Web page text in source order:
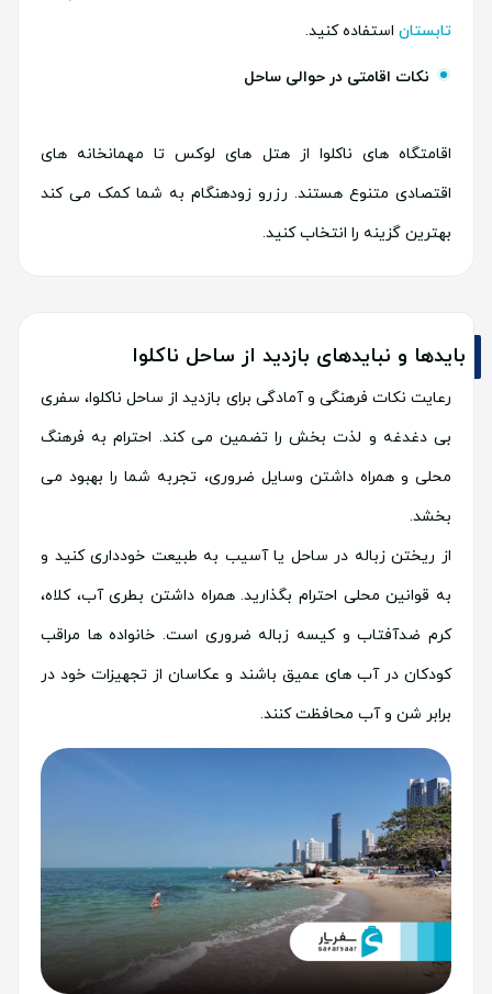
تابستان استفاده کنید.
نکات اقامتی در حوالی ساحل
اقامتگاه های ناکلوا از هتل های لوکس تا مهمانخانه های
اقتصادی متنوع هستند. رزرو زودهنگام به شما کمک می کند
بهترین گزینه را انتخاب کنید.
بایدها و نبایدهای بازدید از ساحل ناکلوا
رعایت نکات فرهنگی و آمادگی برای بازدید از ساحل ناکلوا، سفری
بی دغدغه و لذت بخش را تضمین می کند. احترام به فرهنگ
محلی و همراه داشتن وسایل ضروری، تجربه شما را بهبود می
بخشد.
از ریختن زباله در ساحل یا آسیب به طبیعت خودداری کنید و
به قوانین محلی احترام بگذارید. همراه داشتن بطری آب، کلاه،
کرم ضدآفتاب و کیسه زباله ضروری است. خانواده ها مراقب
کودکان در آب های عمیق باشند و عکاسان از تجهیزات خود در
برابر شن و آب محافظت کنند.